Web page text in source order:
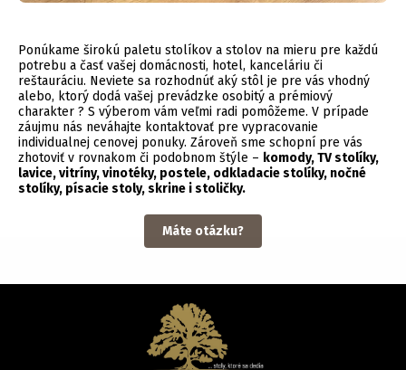
Ponúkame širokú paletu stolíkov a stolov na mieru pre každú
potrebu a časť vašej domácnosti, hotel, kanceláriu či
reštauráciu. Neviete sa rozhodnúť aký stôl je pre vás vhodný
alebo, ktorý dodá vašej prevádzke osobitý a prémiový
charakter ? S výberom vám veľmi radi pomôžeme. V prípade
záujmu nás neváhajte kontaktovať pre vypracovanie
individualnej cenovej ponuky. Zároveň sme schopní pre vás
zhotoviť v rovnakom či podobnom štýle – komody,TV stolíky,
lavice,vitríny,vinotéky, postele, odkladacie stolíky, nočné
stolíky, písacie stoly,skrine istoličky.
Máte otázku?